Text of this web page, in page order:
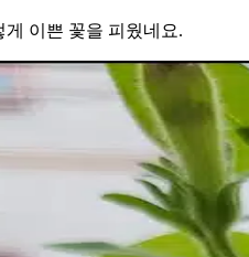
이쁜 꽃을 피웠네요.